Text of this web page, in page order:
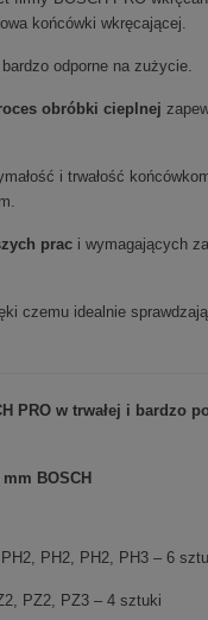
końcówki wkręcającej.
odporne na zużycie.
obróbki cieplnej
i trwałość
prac i wymagających
czemu idealnie
PRO w trwałej i bardzo
BOSCH
PH2, PH2, PH3 – 6
PZ2, PZ3 – 4 sztuki